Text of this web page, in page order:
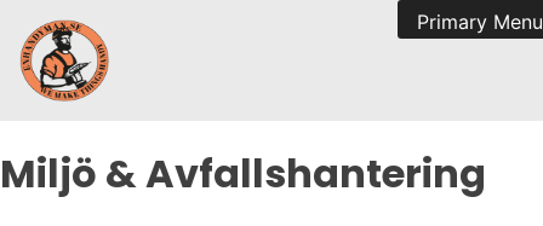
Skip
to
Primary Menu
Miljö & Avfallshantering